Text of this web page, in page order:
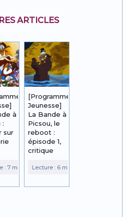
ARTICLES
à
:
sur
[Programme
Jeunesse]
La Bande à
Picsou, le
reboot :
épisode 1,
critique